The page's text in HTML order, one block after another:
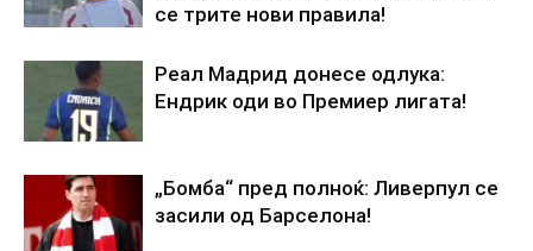
се трите нови правила!
Реал Мадрид донесе одлука:
Ендрик оди во Премиер лигата!
„Бомба“ пред полноќ: Ливерпул се
засили од Барселона!